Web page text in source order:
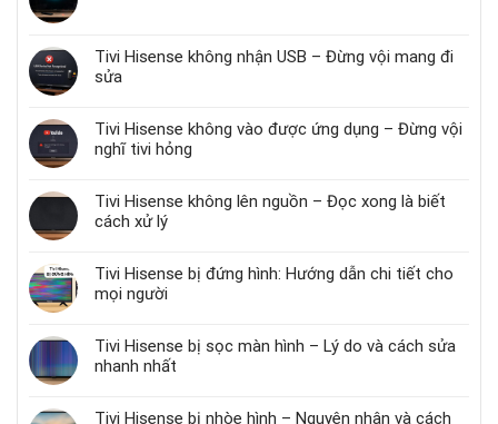
Tivi Hisense không nhận USB – Đừng vội mang đi
sửa
Tivi Hisense không vào được ứng dụng – Đừng vội
nghĩ tivi hỏng
Tivi Hisense không lên nguồn – Đọc xong là biết
cách xử lý
Tivi Hisense bị đứng hình: Hướng dẫn chi tiết cho
mọi người
Tivi Hisense bị sọc màn hình – Lý do và cách sửa
nhanh nhất
Tivi Hisense bị nhòe hình – Nguyên nhân và cách